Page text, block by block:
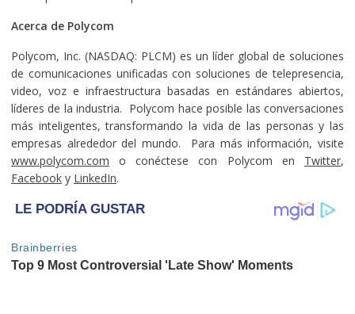
Acerca de Polycom
Polycom, Inc. (NASDAQ: PLCM) es un líder global de soluciones
de comunicaciones unificadas con soluciones de telepresencia,
video, voz e infraestructura basadas en estándares abiertos,
líderes de la industria. Polycom hace posible las conversaciones
más inteligentes, transformando la vida de las personas y las
empresas alrededor del mundo. Para más información, visite
www.polycom.com o conéctese con Polycom en Twitter,
Facebooky LinkedIn.